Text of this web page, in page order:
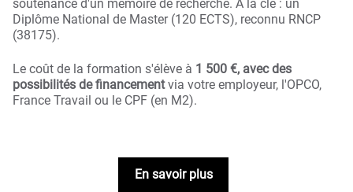
soutenance d'un mémoire de recherche. À la clé : un
Diplôme National de Master (120 ECTS), reconnu RNCP
(38175).
Le coût de la formation s'élève à 1 500 €, avec des
possibilités de financementvia votre employeur, l'OPCO,
France Travail ou le CPF (en M2).
En savoir plus